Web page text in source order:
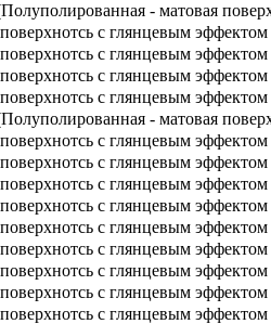
- матовая
с глянцевым эффектом
с глянцевым эффектом
с глянцевым эффектом
с глянцевым эффектом
- матовая
с глянцевым эффектом
с глянцевым эффектом
с глянцевым эффектом
с глянцевым эффектом
с глянцевым эффектом
с глянцевым эффектом
с глянцевым эффектом
с глянцевым эффектом
с глянцевым эффектом